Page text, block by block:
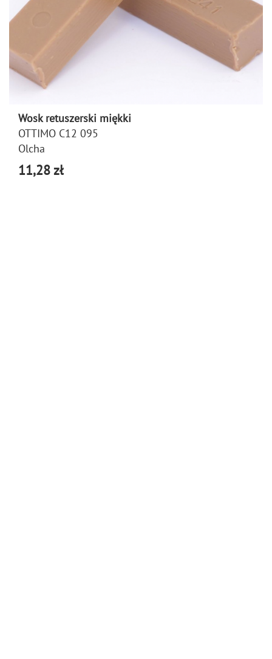
Wosk retuszerski miękki
OTTIMO C12 095
Olcha
11,28 zł